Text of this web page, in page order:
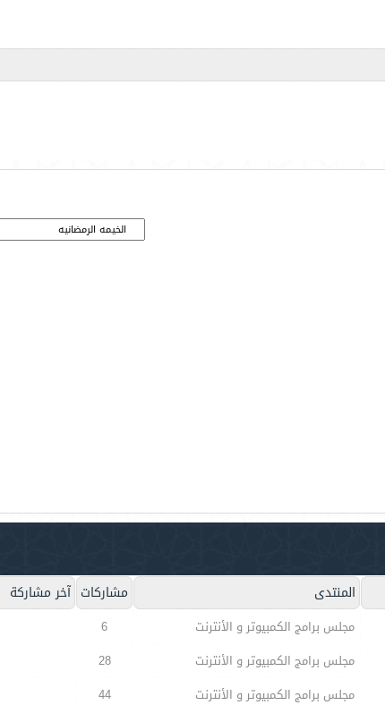
المنتدى مشاركات آخر مشاركة
مجلس برامج الكمبيوتر و الأنترنت 6
مجلس برامج الكمبيوتر و الأنترنت 28
مجلس برامج الكمبيوتر و الأنترنت 44